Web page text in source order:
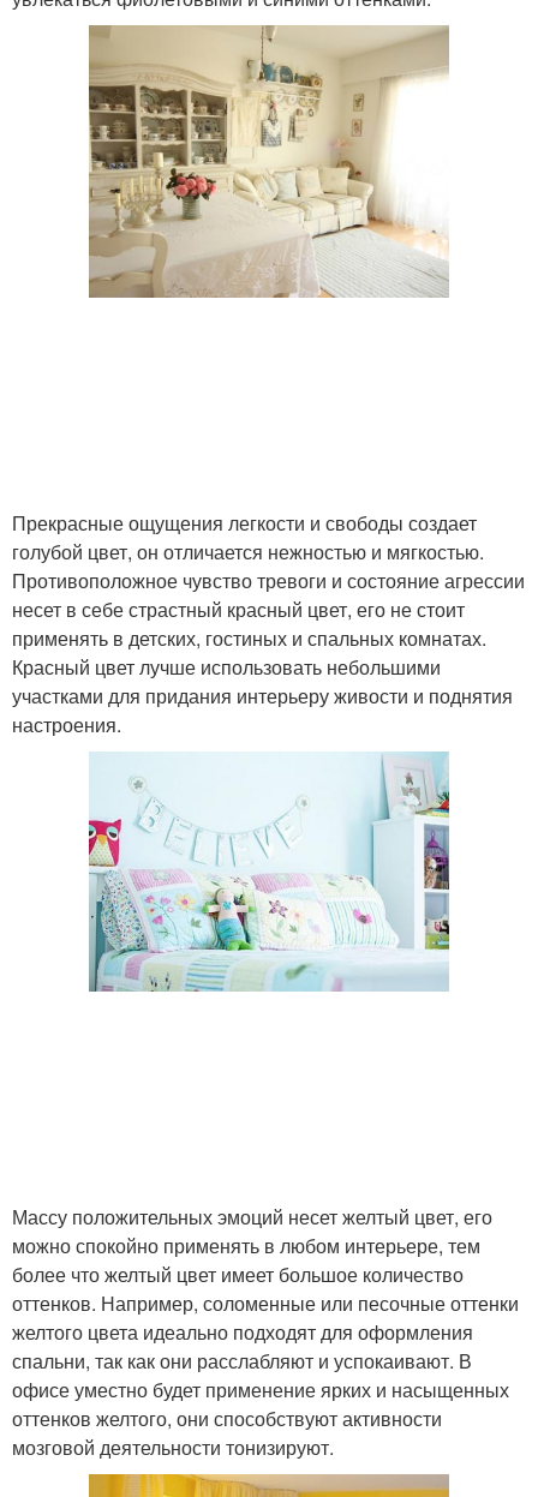
Прекрасные ощущения легкости и свободы создает
голубой цвет, он отличается нежностью и мягкостью.
Противоположное чувство тревоги и состояние агрессии
несет в себе страстный красный цвет, его не стоит
применять в детских, гостиных и спальных комнатах.
Красный цвет лучше использовать небольшими
участками для придания интерьеру живости и поднятия
настроения.
Массу положительных эмоций несет желтый цвет, его
можно спокойно применять в любом интерьере, тем
более что желтый цвет имеет большое количество
оттенков. Например, соломенные или песочные оттенки
желтого цвета идеально подходят для оформления
спальни, так как они расслабляют и успокаивают. В
офисе уместно будет применение ярких и насыщенных
оттенков желтого, они способствуют активности
мозговой деятельности тонизируют.